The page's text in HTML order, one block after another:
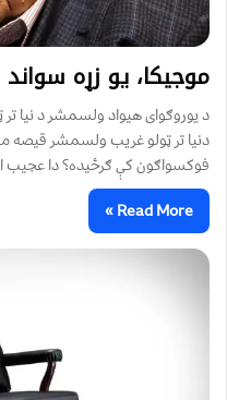
موجيکا، يو زړه‌
د یوروګوای هیواد ولسمشر د نیا
فوکسواګون کې ګرځیده؟ دا عجیب
Read More »